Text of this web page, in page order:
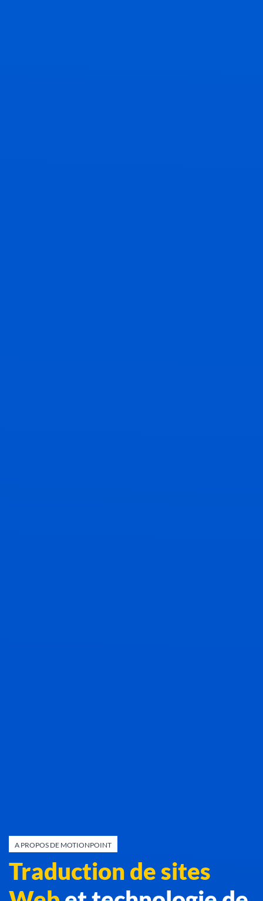
A PROPOS DE MOTIONPOINT
Traduction de sites